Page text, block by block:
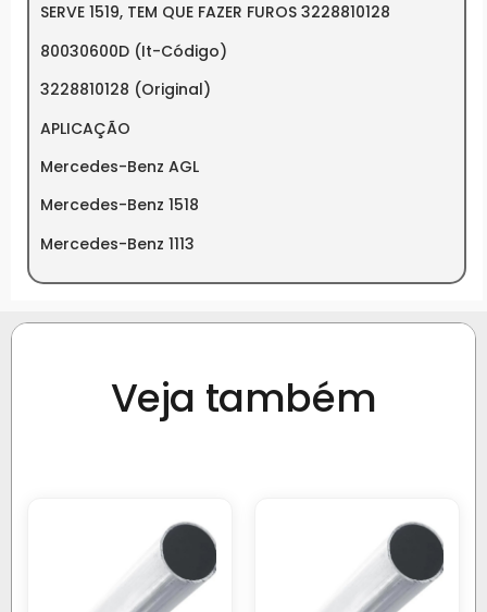
SERVE 1519, TEM QUE FAZER FUROS 3228810128
80030600D (It-Código)
3228810128 (Original)
APLICAÇÃO
Mercedes-Benz AGL
Mercedes-Benz 1518
Mercedes-Benz 1113
Veja também